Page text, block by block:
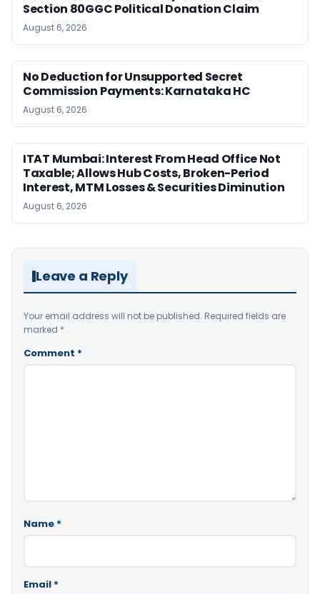
Section 80GGC Political Donation Claim
August 6, 2026
No Deduction for Unsupported Secret
Commission Payments: Karnataka HC
August 6, 2026
ITAT Mumbai: Interest From Head Office Not
Taxable; Allows Hub Costs, Broken-Period
Interest, MTM Losses & Securities Diminution
August 6, 2026
Leave a Reply
Your email address will not be published. Required fields are
marked *
Comment *
Name *
Email *